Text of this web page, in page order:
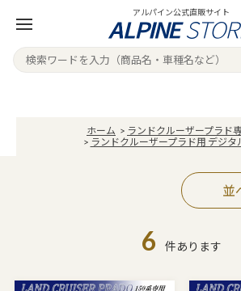
アルパイン公式直販サイト
ホーム > ランドクルーザープラド
> ランドクルーザープラド用 デジタ
並
6 件あります